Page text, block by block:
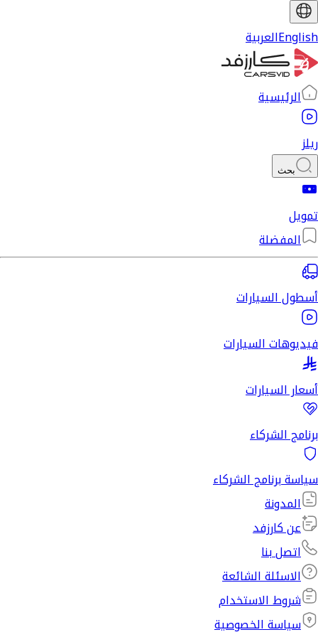
Englishالعربية
الرئيسية
ريلز
بحث
تمويل
المفضلة
أسطول السيارات
فيديوهات السيارات
أسعار السيارات
برنامج الشركاء
سياسة برنامج الشركاء
المدونة
عن كارزفد
اتصل بنا
الاسئلة الشائعة
شروط الاستخدام
سياسة الخصوصية